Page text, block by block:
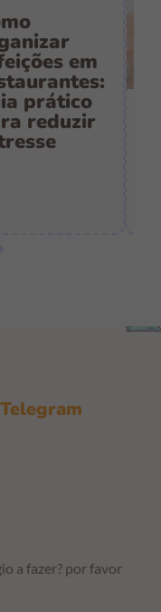
em
prático
reduzir
a fazer? por favor